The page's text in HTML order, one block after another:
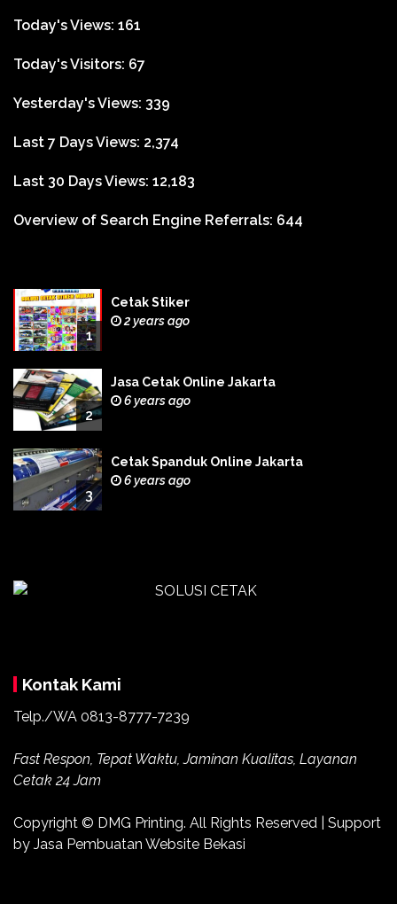
Today's Views: 161
Today's Visitors: 67
Yesterday's Views: 339
Last 7 Days Views: 2,374
Last 30 Days Views: 12,183
Overview of Search Engine Referrals: 644
1
Cetak Stiker
2 years ago
2
Jasa Cetak Online Jakarta
6 years ago
3
Cetak Spanduk Online Jakarta
6 years ago
Kontak Kami
Telp./WA 0813-8777-7239
Fast Respon, Tepat Waktu, Jaminan Kualitas, Layanan
Cetak 24 Jam
Copyright © DMG Printing. All Rights Reserved | Support
by Jasa Pembuatan Website Bekasi